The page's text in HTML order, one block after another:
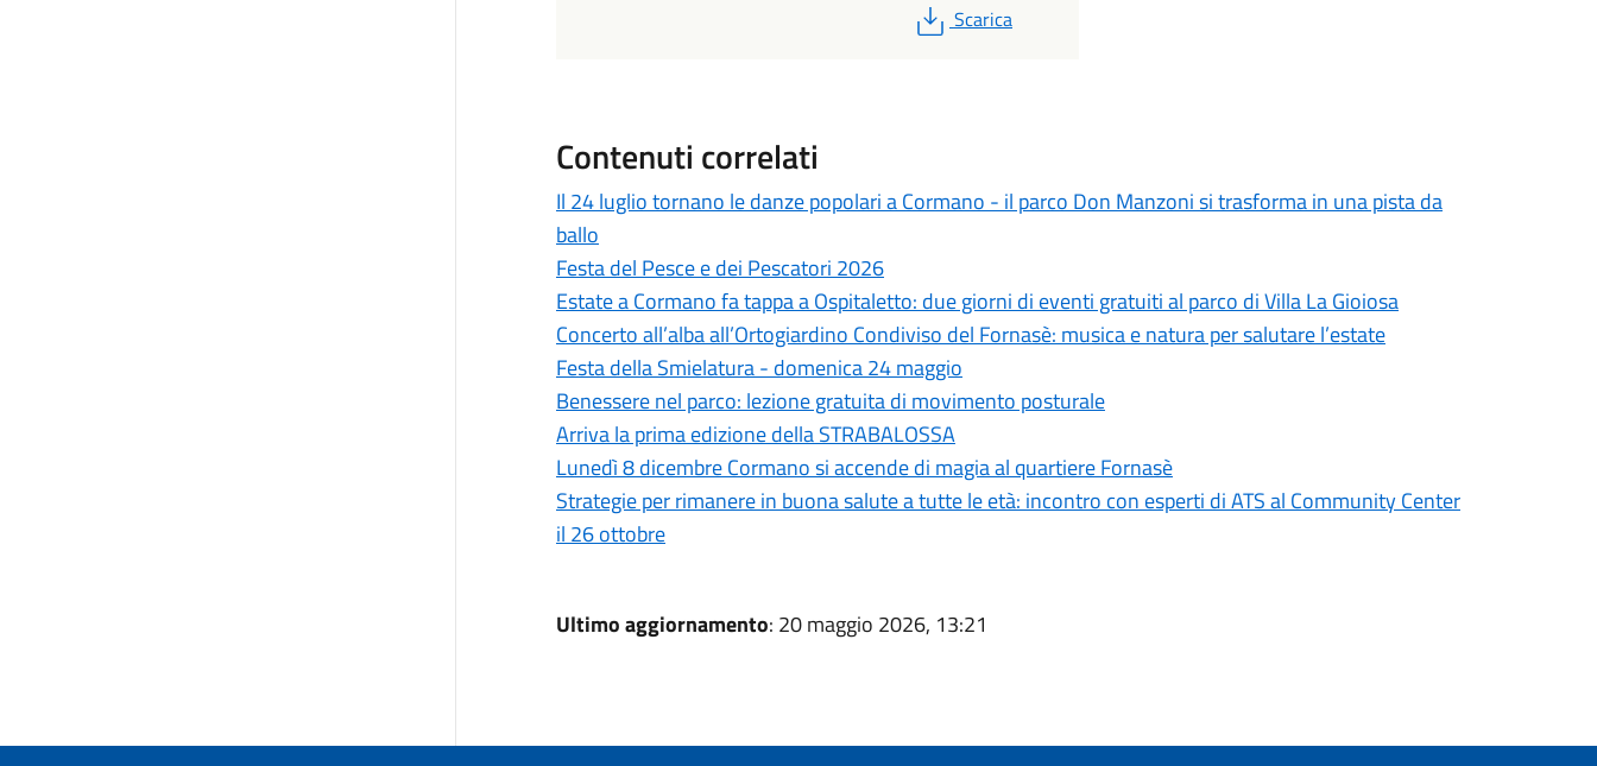
PDF
Scarica
Contenuti correlati
Il 24 luglio tornano le danze popolari a Cormano - il parco Don Manzoni si trasforma in una pista da
ballo
Festa del Pesce e dei Pescatori 2026
Estate a Cormano fa tappa a Ospitaletto: due giorni di eventi gratuiti al parco di Villa La Gioiosa
Concerto all’alba all’Ortogiardino Condiviso del Fornasè: musica e natura per salutare l’estate
Festa della Smielatura - domenica 24 maggio
Benessere nel parco: lezione gratuita di movimento posturale
Arriva la prima edizione della STRABALOSSA
Lunedì 8 dicembre Cormano si accende di magia al quartiere Fornasè
Strategie per rimanere in buona salute a tutte le età: incontro con esperti di ATS al Community Center
il 26 ottobre
Ultimo aggiornamento: 20 maggio 2026, 13:21